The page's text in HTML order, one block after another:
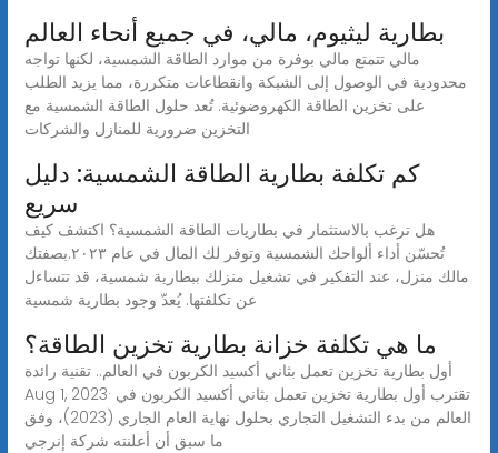
بطارية ليثيوم، مالي، في جميع أنحاء العالم
مالي تتمتع مالي بوفرة من موارد الطاقة الشمسية، لكنها تواجه
محدودية في الوصول إلى الشبكة وانقطاعات متكررة، مما يزيد الطلب
على تخزين الطاقة الكهروضوئية. تُعد حلول الطاقة الشمسية مع
التخزين ضرورية للمنازل والشركات
كم تكلفة بطارية الطاقة الشمسية: دليل
سريع
هل ترغب بالاستثمار في بطاريات الطاقة الشمسية؟ اكتشف كيف
تُحسّن أداء ألواحك الشمسية وتوفر لك المال في عام ٢٠٢٣.بصفتك
مالك منزل، عند التفكير في تشغيل منزلك ببطارية شمسية، قد تتساءل
عن تكلفتها. يُعدّ وجود بطارية شمسية
ما هي تكلفة خزانة بطارية تخزين الطاقة؟
أول بطارية تخزين تعمل بثاني أكسيد الكربون في العالم.. تقنية رائدة
Aug 1, 2023· تقترب أول بطارية تخزين تعمل بثاني أكسيد الكربون في
العالم من بدء التشغيل التجاري بحلول نهاية العام الجاري (2023)، وفق
ما سبق أن أعلنته شركة إنرجي